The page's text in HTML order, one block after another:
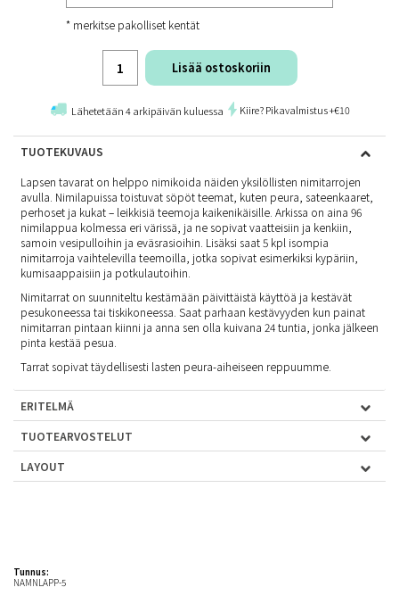
* merkitse pakolliset kentät
Lisää ostoskoriin
Lähetetään 4 arkipäivän kuluessa Kiire? Pikavalmistus +€10
TUOTEKUVAUS
Lapsen tavarat on helppo nimikoida näiden yksilöllisten nimitarrojen
avulla. Nimilapuissa toistuvat söpöt teemat, kuten peura, sateenkaaret,
perhoset ja kukat – leikkisiä teemoja kaikenikäisille. Arkissa on aina 96
nimilappua kolmessa eri värissä, ja ne sopivat vaatteisiin ja kenkiin,
samoin vesipulloihin ja eväsrasioihin. Lisäksi saat 5 kpl isompia
nimitarroja vaihtelevilla teemoilla, jotka sopivat esimerkiksi kypäriin,
kumisaappaisiin ja potkulautoihin.
Nimitarrat on suunniteltu kestämään päivittäistä käyttöä ja kestävät
pesukoneessa tai tiskikoneessa. Saat parhaan kestävyyden kun painat
nimitarran pintaan kiinni ja anna sen olla kuivana 24 tuntia, jonka jälkeen
pinta kestää pesua.
Tarrat sopivat täydellisesti lasten peura-aiheiseen reppuumme
ERITELMÄ
TUOTEARVOSTELUT
LAYOUT
Tunnus:
NAMNLAPP-5